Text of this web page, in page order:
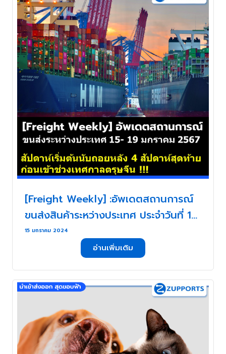
[Freight Weekly] :อัพเดตสถานการณ์
ขนส่งสินค้าระหว่างประเทศ ประจำวันที่ 15-
19 มกราคม 2567 กับ ZUPPORTS !!!
สัปดาห์เริ่มต้นนับถอยหลัง 4 สัปดาห์
.
15 มกราคม 2024
อ่านเพิ่มเติม